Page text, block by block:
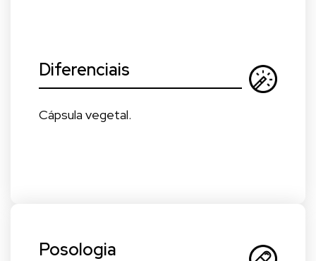
Diferenciais
Cápsula vegetal.
Posologia